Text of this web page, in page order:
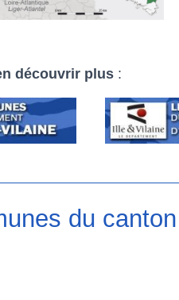
découvrir plus :
du